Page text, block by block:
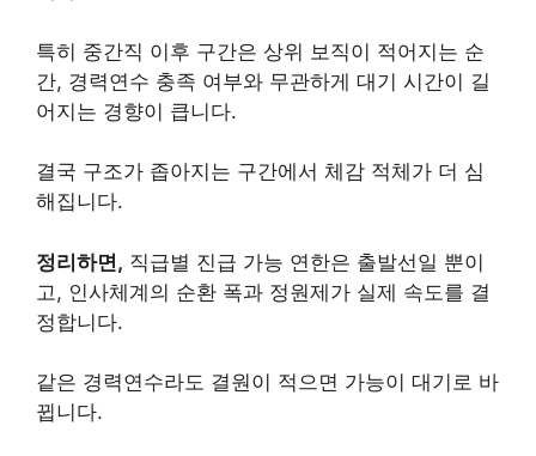
특히 중간직 이후 구간은 상위 보직이 적어지는 순
간, 경력연수 충족 여부와 무관하게 대기 시간이 길
어지는 경향이 큽니다.
결국 구조가 좁아지는 구간에서 체감 적체가 더 심
해집니다.
정리하면, 직급별 진급 가능 연한은 출발선일 뿐이
고, 인사체계의 순환 폭과 정원제가 실제 속도를 결
정합니다.
같은 경력연수라도 결원이 적으면 가능이 대기로 바
뀝니다.